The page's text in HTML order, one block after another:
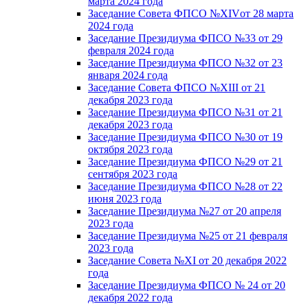
Заседание Совета ФПСО №XIVот 28 марта
2024 года
Заседание Президиума ФПСО №33 от 29
февраля 2024 года
Заседание Президиума ФПСО №32 от 23
января 2024 года
Заседание Совета ФПСО №XIII от 21
декабря 2023 года
Заседание Президиума ФПСО №31 от 21
декабря 2023 года
Заседание Президиума ФПСО №30 от 19
октября 2023 года
Заседание Президиума ФПСО №29 от 21
сентября 2023 года
Заседание Президиума ФПСО №28 от 22
июня 2023 года
Заседание Президиума №27 от 20 апреля
2023 года
Заседание Президиума №25 от 21 февраля
2023 года
Заседание Совета №XI от 20 декабря 2022
года
Заседание Президиума ФПСО № 24 от 20
декабря 2022 года